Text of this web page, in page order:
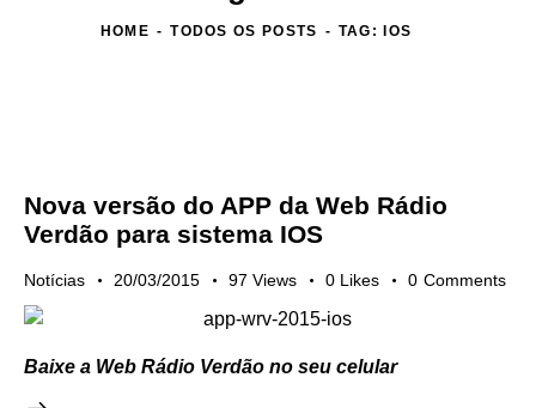
HOME TODOS OS POSTS TAG: IOS
Nova versão do APP da Web Rádio
Verdão para sistema IOS
Notícias 20/03/2015 97 Views 0 Likes 0 Comments
Baixe a Web Rádio Verdão no seu celular